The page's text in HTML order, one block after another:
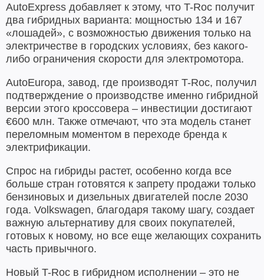
AutoExpress добавляет к этому, что T-Roc получит
два гибридных варианта: мощностью 134 и 167
«лошадей», с возможностью движения только на
электричестве в городских условиях, без какого-
либо ограничения скорости для электромотора.
AutoEuropa, завод, где производят T-Roc, получил
подтверждение о производстве именно гибридной
версии этого кроссовера – инвестиции достигают
€600 млн. Также отмечают, что эта модель станет
переломным моментом в переходе бренда к
электрификации.
Спрос на гибриды растет, особенно когда все
больше стран готовятся к запрету продажи только
бензиновых и дизельных двигателей после 2030
года. Volkswagen, благодаря такому шагу, создает
важную альтернативу для своих покупателей,
готовых к новому, но все еще желающих сохранить
часть привычного.
Новый T-Roc в гибридном исполнении – это не